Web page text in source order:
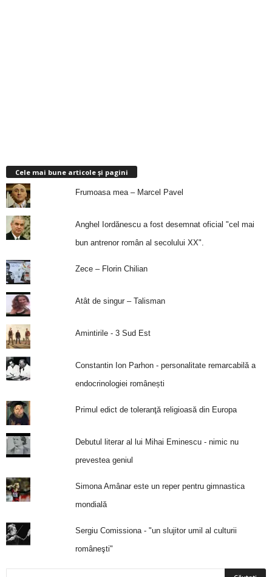
Cele mai bune articole și pagini
Frumoasa mea – Marcel Pavel
Anghel Iordănescu a fost desemnat oficial "cel mai
bun antrenor român al secolului XX".
Zece – Florin Chilian
Atât de singur – Talisman
Amintirile - 3 Sud Est
Constantin Ion Parhon - personalitate remarcabilă a
endocrinologiei românești
Primul edict de toleranţă religioasă din Europa
Debutul literar al lui Mihai Eminescu - nimic nu
prevestea geniul
Simona Amânar este un reper pentru gimnastica
mondială
Sergiu Comissiona - "un slujitor umil al culturii
româneşti"